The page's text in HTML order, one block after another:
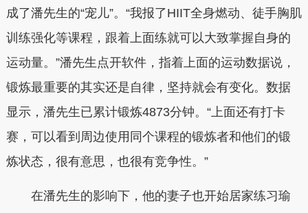
成了潘先生的“宠儿”。“我报了HIIT全身燃动、徒手胸肌
训练强化等课程，跟着上面练就可以大致掌握自身的
运动量。”潘先生点开软件，指着上面的运动数据说，
锻炼最重要的其实还是自律，坚持就会有变化。数据
显示，潘先生已累计锻炼4873分钟。“上面还有打卡
赛，可以看到周边使用同个课程的锻炼者和他们的锻
炼状态，很有意思，也很有竞争性。”
在潘先生的影响下，他的妻子也开始居家练习瑜